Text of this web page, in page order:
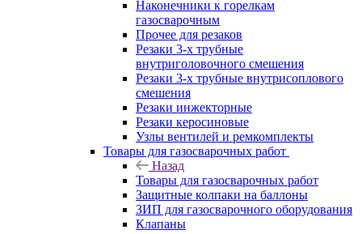
Наконечники к горелкам
газосварочным
Прочее для резаков
Резаки 3-х трубные
внутриголовочного смешения
Резаки 3-х трубные внутрисоплового
смешения
Резаки инжекторные
Резаки керосиновые
Узлы вентилей и ремкомплекты
Товары для газосварочных работ
Назад
Товары для газосварочных работ
Защитные колпаки на баллоны
ЗИП для газосварочного оборудования
Клапаны